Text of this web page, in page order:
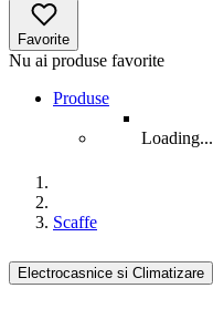
Favorite
Nu ai produse favorite
Produse
Loading...
Scaffe
Electrocasnice si Climatizare